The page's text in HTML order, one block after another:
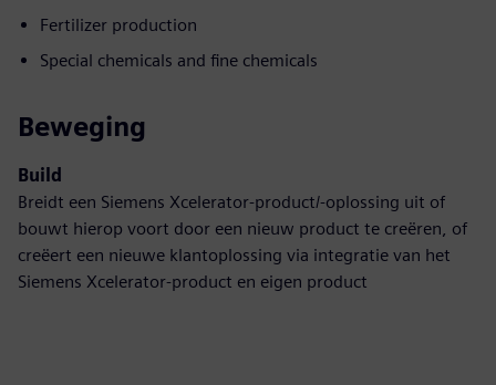
Fertilizer production
Special chemicals and fine chemicals
Beweging
Build
Breidt een Siemens Xcelerator-product/-oplossing uit of
bouwt hierop voort door een nieuw product te creëren, of
creëert een nieuwe klantoplossing via integratie van het
Siemens Xcelerator-product en eigen product